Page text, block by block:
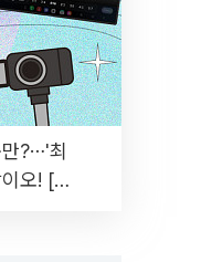
?⋯'최
오! [솔